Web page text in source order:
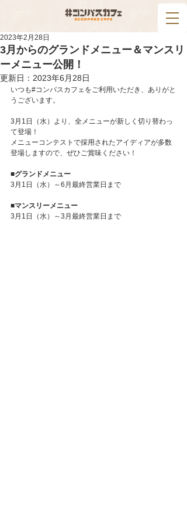
3月からのグランドメニュー＆マンスリ
ーメニュー公開！
2023年2月28日
更新日： 2023年6月28日
いつも#コンパスカフェをご利用いただき、ありがと
うございます。
3月1日（水）より、全メニューが新しく切り替わっ
て登場！
メニューコンテストで採用されたアイディアが多数
登場しますので、ぜひご賞味ください！
■グランドメニュー
3月1日（水）～6月最終営業日まで
■マンスリーメニュー
3月1日（水）～3月最終営業日まで